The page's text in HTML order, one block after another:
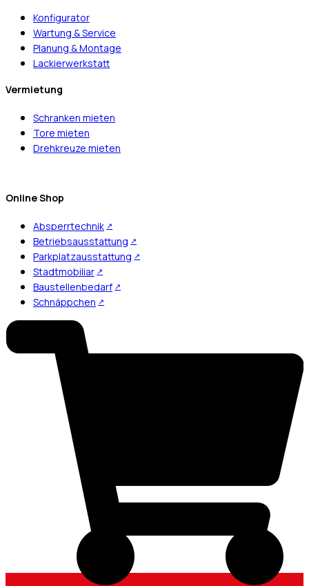
Konfigurator
Wartung & Service
Planung & Montage
Lackierwerkstatt
Vermietung
Schranken mieten
Tore mieten
Drehkreuze mieten
Online Shop
Absperrtechnik
Betriebsausstattung
Parkplatzausstattung
Stadtmobiliar
Baustellenbedarf
Schnäppchen